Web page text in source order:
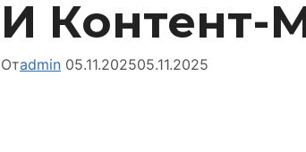
И Контент-
Отadmin 05.11.202505.11.2025